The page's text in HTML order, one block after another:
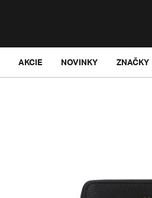
AKCIE NOVINKY ZNAČKY